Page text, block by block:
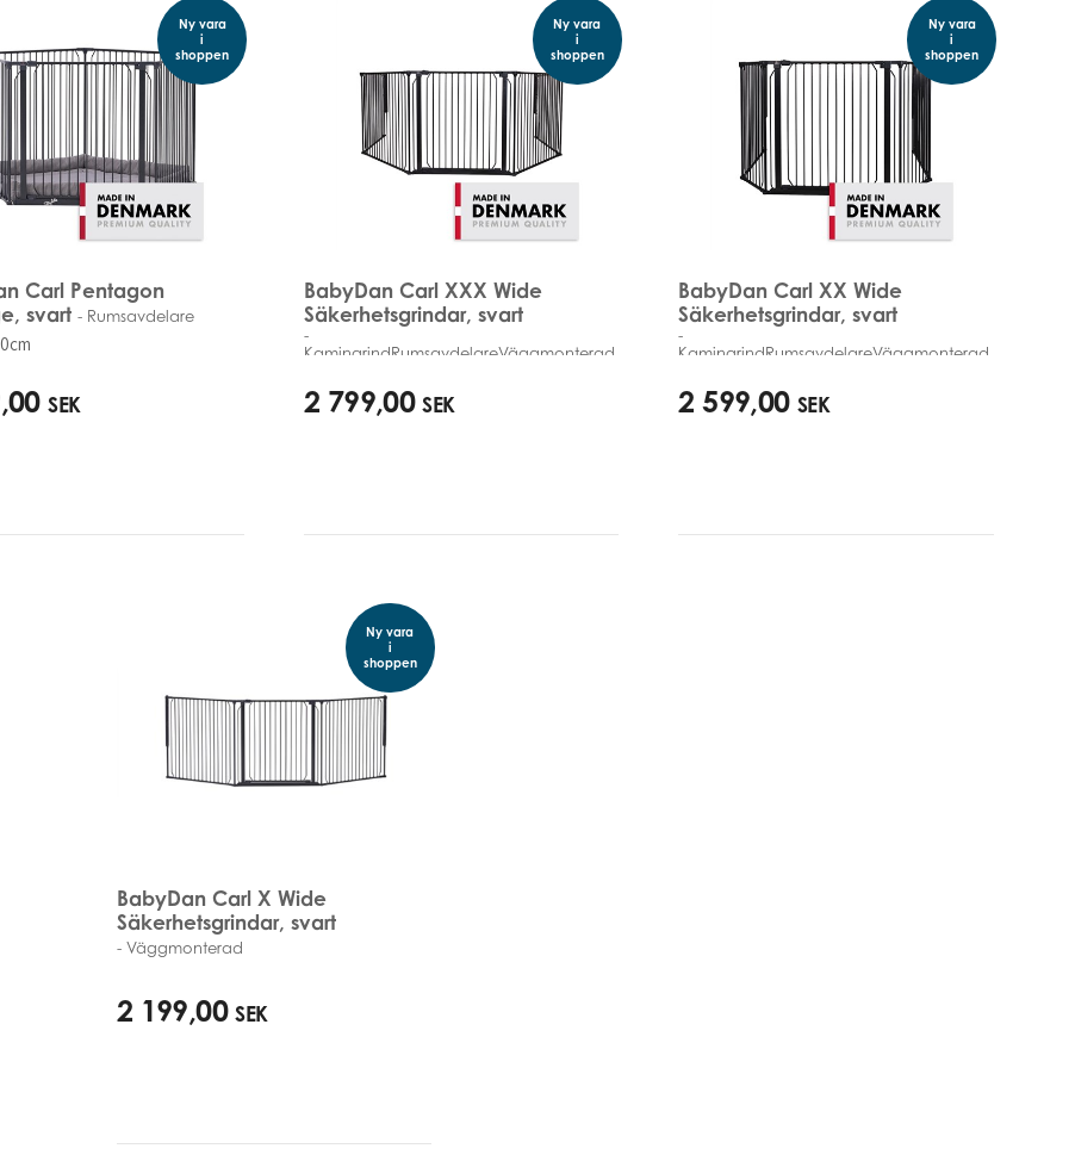
Ny vara
i
shoppen
Carl Pentagon
svart - Rumsavdelare
SEK
Ny vara
i
shoppen
BabyDan Carl XXX Wide
Säkerhetsgrindar, svart
-
KamingrindRumsavdelareVäggmonterad
2 799,00 SEK
Ny vara
i
shoppen
BabyDan Carl XX Wide
Säkerhetsgrindar, svart
-
KamingrindRumsavdelareVäggmonterad
2 599,00 SEK
Ny vara
i
shoppen
BabyDan Carl X Wide
Säkerhetsgrindar, svart
- Väggmonterad
2 199,00 SEK